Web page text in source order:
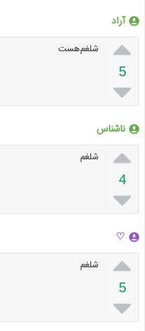
آراد‌

5

شلغم‌هست
ناشناس

4

شلغم
♡

5

شلغم